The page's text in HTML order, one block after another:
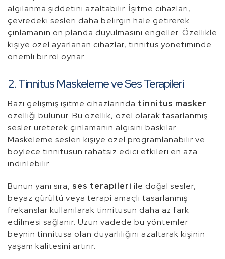
algılanma şiddetini azaltabilir. İşitme cihazları,
çevredeki sesleri daha belirgin hale getirerek
çınlamanın ön planda duyulmasını engeller. Özellikle
kişiye özel ayarlanan cihazlar, tinnitus yönetiminde
önemli bir rol oynar.
2. Tinnitus Maskeleme ve Ses Terapileri
Bazı gelişmiş işitme cihazlarında tinnitus masker
özelliği bulunur. Bu özellik, özel olarak tasarlanmış
sesler üreterek çınlamanın algısını baskılar.
Maskeleme sesleri kişiye özel programlanabilir ve
böylece tinnitusun rahatsız edici etkileri en aza
indirilebilir.
Bunun yanı sıra, ses terapileri ile doğal sesler,
beyaz gürültü veya terapi amaçlı tasarlanmış
frekanslar kullanılarak tinnitusun daha az fark
edilmesi sağlanır. Uzun vadede bu yöntemler
beynin tinnitusa olan duyarlılığını azaltarak kişinin
yaşam kalitesini artırır.